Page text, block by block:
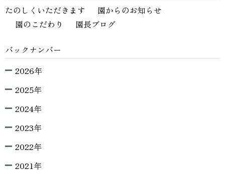
たのしくいただきます
園からのお知らせ
園のこだわり
園長ブログ
バックナンバー
2026年
2025年
2024年
2023年
2022年
2021年